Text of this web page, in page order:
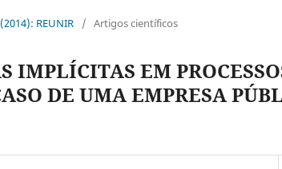
REUNIR / Artigos científicos
IMPLÍCITAS EM
DE UMA EMPRESA